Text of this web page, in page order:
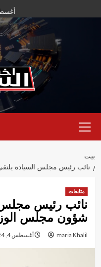
إلى
أغسطس
الأساسية
بيت
نائب رئيس مجلس السيادة
متابعات
نائب رئيس مجلس
شؤون مجلس
maria Khalil أغسطس 4, 2024